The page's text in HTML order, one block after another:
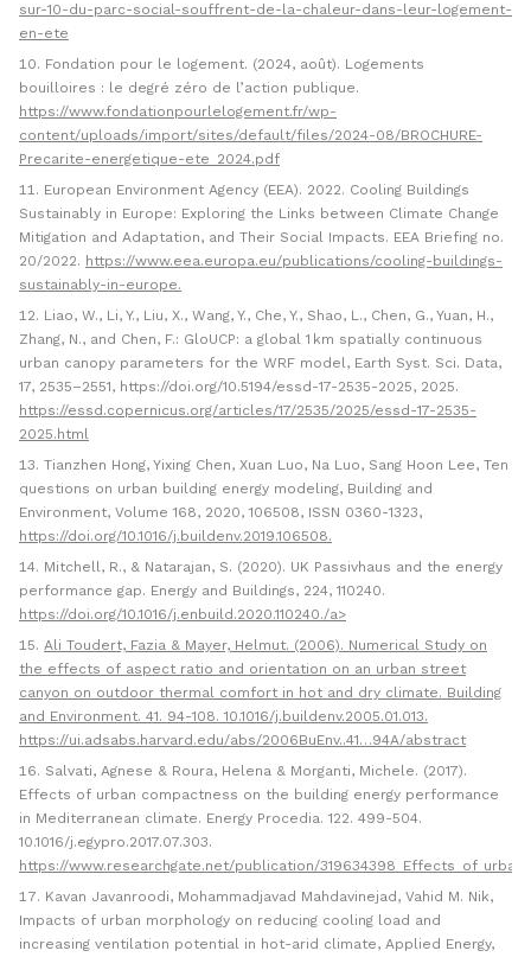
sur-10-du-parc-social-souffrent-de-la-chaleur-dans-leur-logement-
en-ete
Fondation pour le logement. (2024, août). Logements
bouilloires : le degré zéro de l’action publique.
https://www.fondationpourlelogement.fr/wp-
content/uploads/import/sites/default/files/2024-08/BROCHURE-
Precarite-energetique-ete_2024.pdf
European Environment Agency (EEA). 2022. Cooling Buildings
Sustainably in Europe: Exploring the Links between Climate Change
Mitigation and Adaptation, and Their Social Impacts. EEA Briefing no.
20/2022. https://www.eea.europa.eu/publications/cooling-buildings-
sustainably-in-europe.
Liao, W., Li, Y., Liu, X., Wang, Y., Che, Y., Shao, L., Chen, G., Yuan, H.,
Zhang, N., and Chen, F.: GloUCP: a global 1 km spatially continuous
urban canopy parameters for the WRF model, Earth Syst. Sci. Data,
17, 2535–2551, https://doi.org/10.5194/essd-17-2535-2025, 2025.
https://essd.copernicus.org/articles/17/2535/2025/essd-17-2535-
2025.html
Tianzhen Hong, Yixing Chen, Xuan Luo, Na Luo, Sang Hoon Lee, Ten
questions on urban building energy modeling, Building and
Environment, Volume 168, 2020, 106508, ISSN 0360-1323,
https://doi.org/10.1016/j.buildenv.2019.106508.
Mitchell, R., & Natarajan, S. (2020). UK Passivhaus and the energy
performance gap. Energy and Buildings, 224, 110240.
https://doi.org/10.1016/j.enbuild.2020.110240./a>
Ali Toudert, Fazia & Mayer, Helmut. (2006). Numerical Study on
the effects of aspect ratio and orientation on an urban street
canyon on outdoor thermal comfort in hot and dry climate. Building
and Environment. 41. 94-108. 10.1016/j.buildenv.2005.01.013.
https://ui.adsabs.harvard.edu/abs/2006BuEnv..41…94A/abstract
Salvati, Agnese & Roura, Helena & Morganti, Michele. (2017).
Effects of urban compactness on the building energy performance
in Mediterranean climate. Energy Procedia. 122. 499-504.
10.1016/j.egypro.2017.07.303.
https://www.researchgate.net/publication/
Kavan Javanroodi, Mohammadjavad Mahdavinejad, Vahid M. Nik,
Impacts of urban morphology on reducing cooling load and
increasing ventilation potential in hot-arid climate, Applied Energy,